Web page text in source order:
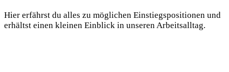
Hier erfährst du alles zu möglichen Einstiegspositionen und
erhältst einen kleinen Einblick in unseren Arbeitsalltag.